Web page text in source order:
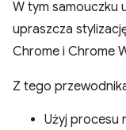
W tym samouczku
upraszcza
Chrome i Chrome
Z tego
Użyj procesu